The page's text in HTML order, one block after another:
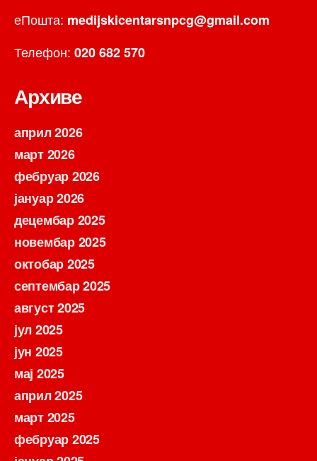
еПошта: medijskicentarsnpcg@gmail.com
Телефон: 020 682 570
Архиве
април 2026
март 2026
фебруар 2026
јануар 2026
децембар 2025
новембар 2025
октобар 2025
септембар 2025
август 2025
јул 2025
јун 2025
мај 2025
април 2025
март 2025
фебруар 2025